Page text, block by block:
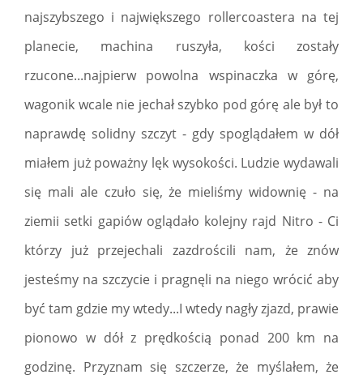
najszybszego i największego rollercoastera na tej
planecie, machina ruszyła, kości zostały
rzucone...najpierw powolna wspinaczka w górę,
wagonik wcale nie jechał szybko pod górę ale był to
naprawdę solidny szczyt - gdy spoglądałem w dół
miałem już poważny lęk wysokości. Ludzie wydawali
się mali ale czuło się, że mieliśmy widownię - na
ziemii setki gapiów oglądało kolejny rajd Nitro - Ci
którzy już przejechali zazdrościli nam, że znów
jesteśmy na szczycie i pragnęli na niego wrócić aby
być tam gdzie my wtedy...I wtedy nagły zjazd, prawie
pionowo w dół z prędkością ponad 200 km na
godzinę. Przyznam się szczerze, że myślałem, że